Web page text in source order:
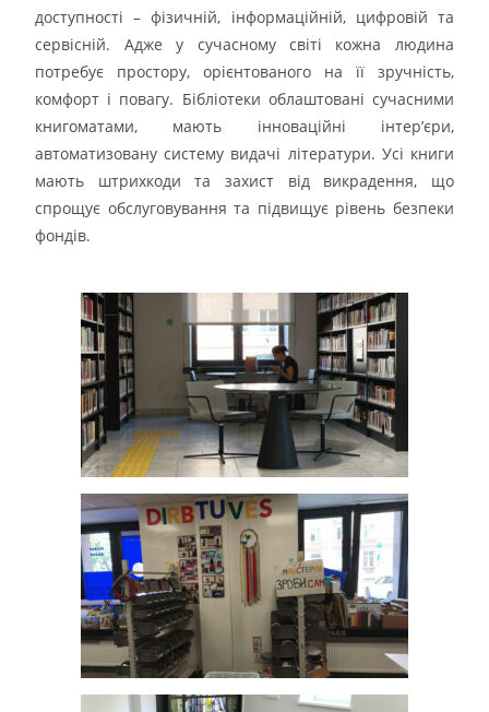
доступності – фізичній, інформаційній, цифровій та
сервісній. Адже у сучасному світі кожна людина
потребує простору, орієнтованого на її зручність,
комфорт і повагу. Бібліотеки облаштовані сучасними
книгоматами, мають інноваційні інтер’єри,
автоматизовану систему видачі літератури. Усі книги
мають штрихкоди та захист від викрадення, що
спрощує обслуговування та підвищує рівень безпеки
фондів.